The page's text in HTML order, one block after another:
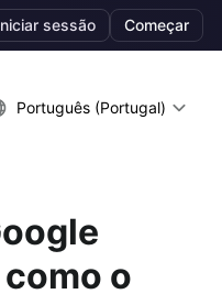
sessão Começar
Português (Portugal)
o